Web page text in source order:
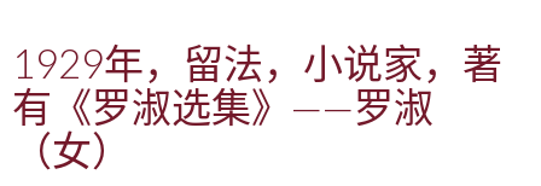
1929年，留法，小说家，著
有《罗淑选集》——罗淑
（女）